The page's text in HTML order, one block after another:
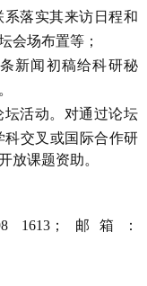
落实其来访日程和
会场布置等；
新闻初稿给科研秘
活动。对通过论坛
交叉或国际合作研
放课题资助。
1613 ；邮箱：